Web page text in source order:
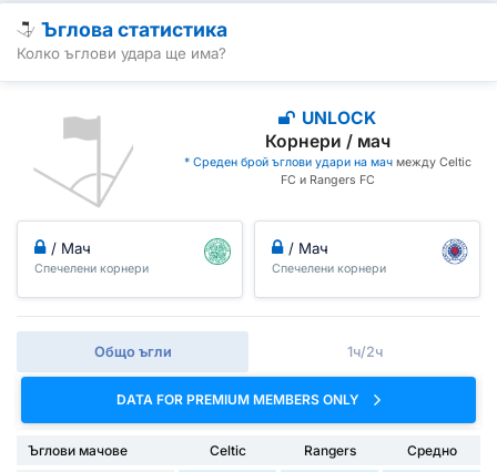
Ъглова статистика
Колко ъглови удара ще има?
UNLOCK
Корнери / мач
* Среден брой ъглови удари на мачмежду Celtic
FC и Rangers FC
/ Мач
Спечелени корнери
/ Мач
Спечелени корнери
Общо ъгли 1ч/2ч
DATA FOR PREMIUM MEMBERS ONLY
Ъглови мачове Celtic Rangers
Средно